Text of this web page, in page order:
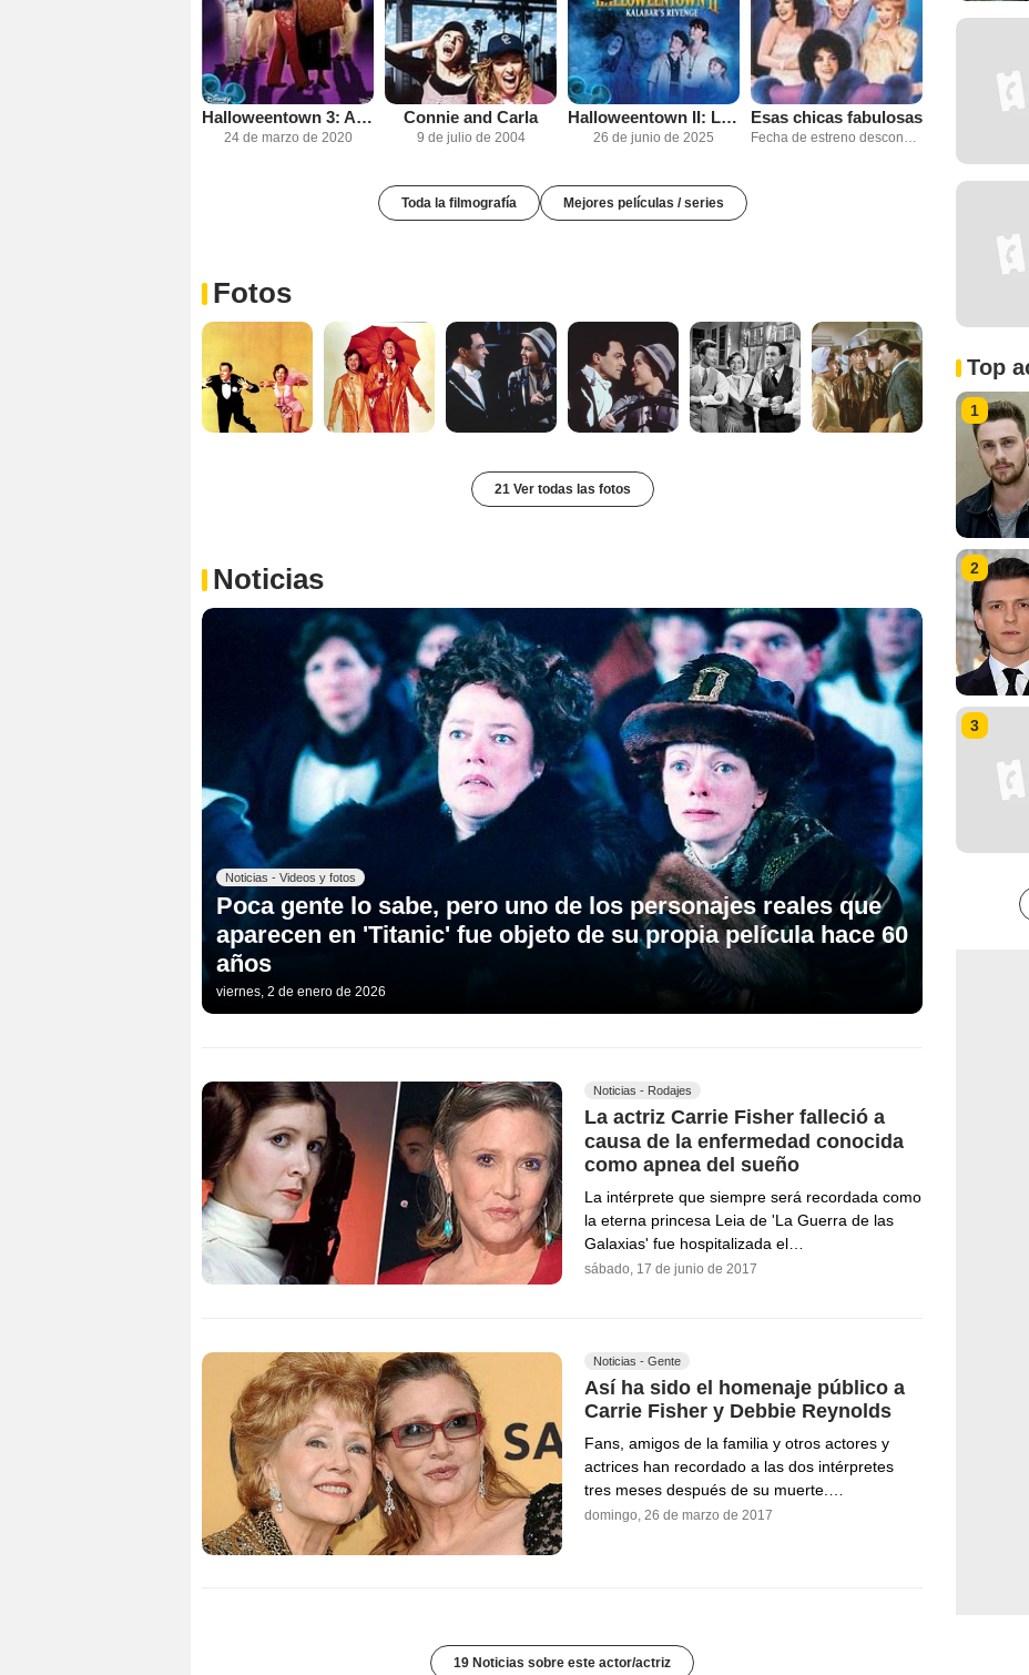
Halloweentown 3: Academia de brujas
24 de marzo de 2020
Connie and Carla
9 de julio de 2004
Halloweentown II: La venganza
26 de junio de 2025
Esas chicas fabulosas
Fecha de estreno desconocida
Toda la filmografía Mejores películas / series
Fotos
21 Ver todas las fotos
Noticias
Noticias - Videos y fotos
Poca gente lo sabe, pero uno de los personajes reales que
aparecen en 'Titanic' fue objeto de su propia película hace 60
años
viernes, 2 de enero de 2026
Noticias - Rodajes
La actriz Carrie Fisher falleció a
causa de la enfermedad conocida
como apnea del sueño
La intérprete que siempre será recordada como
la eterna princesa Leia de 'La Guerra de las
Galaxias' fue hospitalizada el…
sábado, 17 de junio de 2017
Noticias - Gente
Así ha sido el homenaje público a
Carrie Fisher y Debbie Reynolds
Fans, amigos de la familia y otros actores y
actrices han recordado a las dos intérpretes
tres meses después de su muerte.…
domingo, 26 de marzo de 2017
19 Noticias sobre este actor/actriz
Top
1
2
3